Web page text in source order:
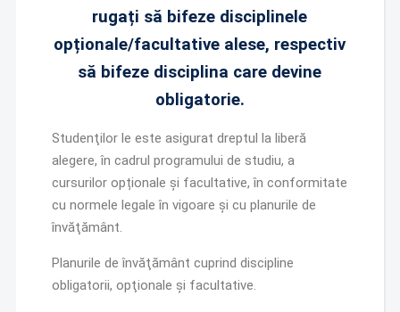
rugați să bifeze disciplinele
opționale/facultative alese, respectiv
să bifeze disciplina care devine
obligatorie.
Studenţilor le este asigurat dreptul la liberă
alegere, în cadrul programului de studiu, a
cursurilor opționale și facultative, în conformitate
cu normele legale în vigoare şi cu planurile de
învăţământ.
Planurile de învăţământ cuprind discipline
obligatorii, opţionale şi facultative.